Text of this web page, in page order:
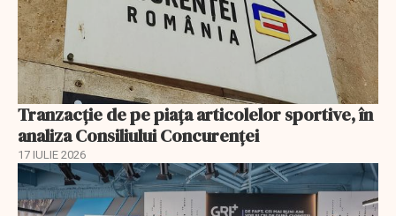
Tranzacție de pe piața articolelor sportive, în
analiza Consiliului Concurenţei
17 IULIE 2026